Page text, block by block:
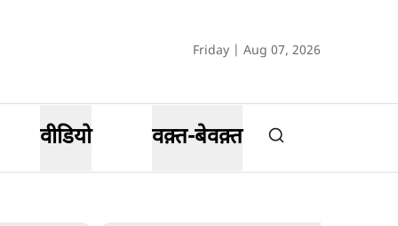
Friday | Aug 07, 2026
वीडियो वक़्त-बेवक़्त